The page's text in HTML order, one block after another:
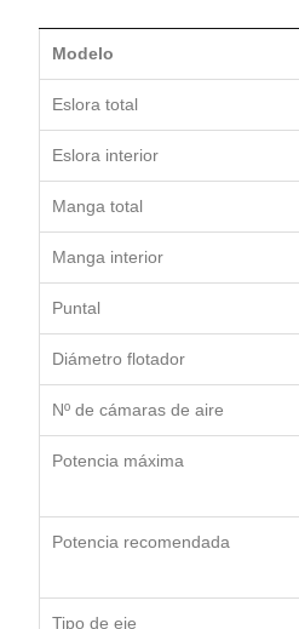
Modelo
Eslora total
Eslora interior
Manga total
Manga interior
Puntal
Diámetro flotador
Nº de cámaras de aire
Potencia máxima
Potencia recomendada
Tipo de eje